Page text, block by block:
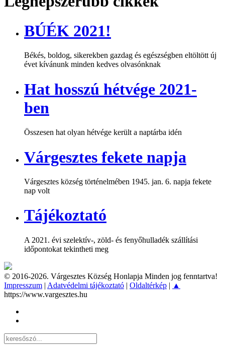
BÚÉK 2021!
Békés, boldog, sikerekben gazdag és egészségben eltöltött új
évet kívánunk minden kedves olvasónknak
Hat hosszú hétvége 2021-
ben
Összesen hat olyan hétvége került a naptárba idén
Várgesztes fekete napja
Várgesztes község történelmében 1945. jan. 6. napja fekete
nap volt
Tájékoztató
A 2021. évi szelektív-, zöld- és fenyőhulladék szállítási
időpontokat tekintheti meg
© 2016-2026. Várgesztes Község Honlapja Minden jog fenntartva!
Impresszum | Adatvédelmi tájékoztató | Oldaltérkép | ▲
https://www.vargesztes.hu